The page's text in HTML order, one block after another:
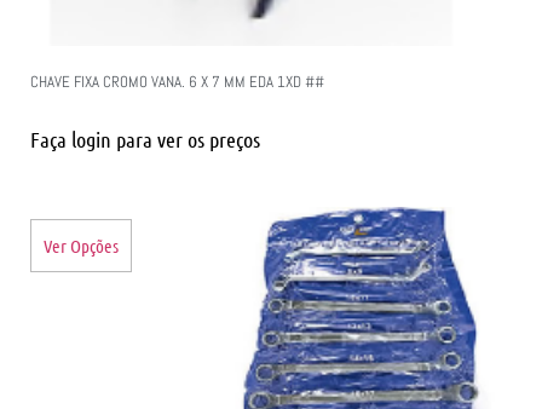
CHAVE FIXA CROMO VANA. 6 X 7 MM EDA 1XD ##
Faça login para ver os preços
Ver Opções